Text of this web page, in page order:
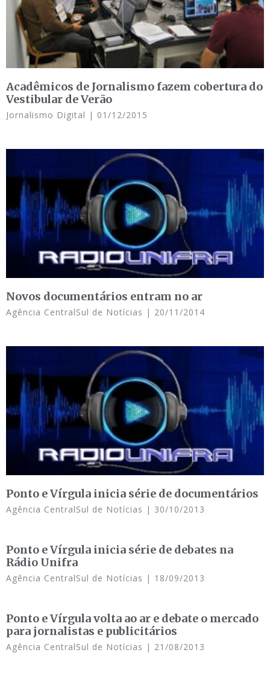
Acadêmicos de Jornalismo fazem cobertura do
Vestibular de Verão
Jornalismo Digital 01/12/2015
Novos documentários entram no ar
Agência CentralSul de Notícias 20/11/2014
Ponto e Vírgula inicia série de documentários
Agência CentralSul de Notícias 30/10/2013
Ponto e Vírgula inicia série de debates na
Rádio Unifra
Agência CentralSul de Notícias 18/09/2013
Ponto e Vírgula volta ao ar e debate o mercado
para jornalistas e publicitários
Agência CentralSul de Notícias 21/08/2013